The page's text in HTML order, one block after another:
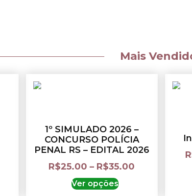
Mais
1º SIMULADO 2026 –
CONCURSO POLÍCIA
PENAL RS – EDITAL 2026
R$25.00 – R$35.00
Ver opções